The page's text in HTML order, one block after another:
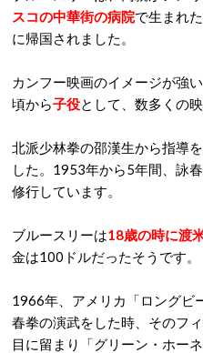
スコの中華街の病院で生まれ
に帰国されました。
カンフー映画のイメージが強
頃から子役として、数多くの
北派少林拳の邵漢生から指導
した。1953年から5年間、詠
修行しています。
ブルースリーは18歳の時に渡
金は100ドルだったそうです。
1966年、アメリカ「ロングビ
春拳の演武をした時、そのフ
目に留まり「グリーン・ホー